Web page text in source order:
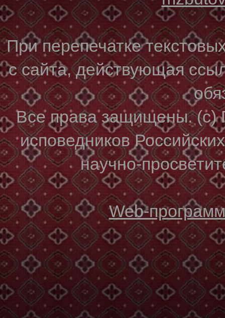
При перепечатке
с сайта, действующая
Все права защищены. (с)
исповедников
научно-
Web-